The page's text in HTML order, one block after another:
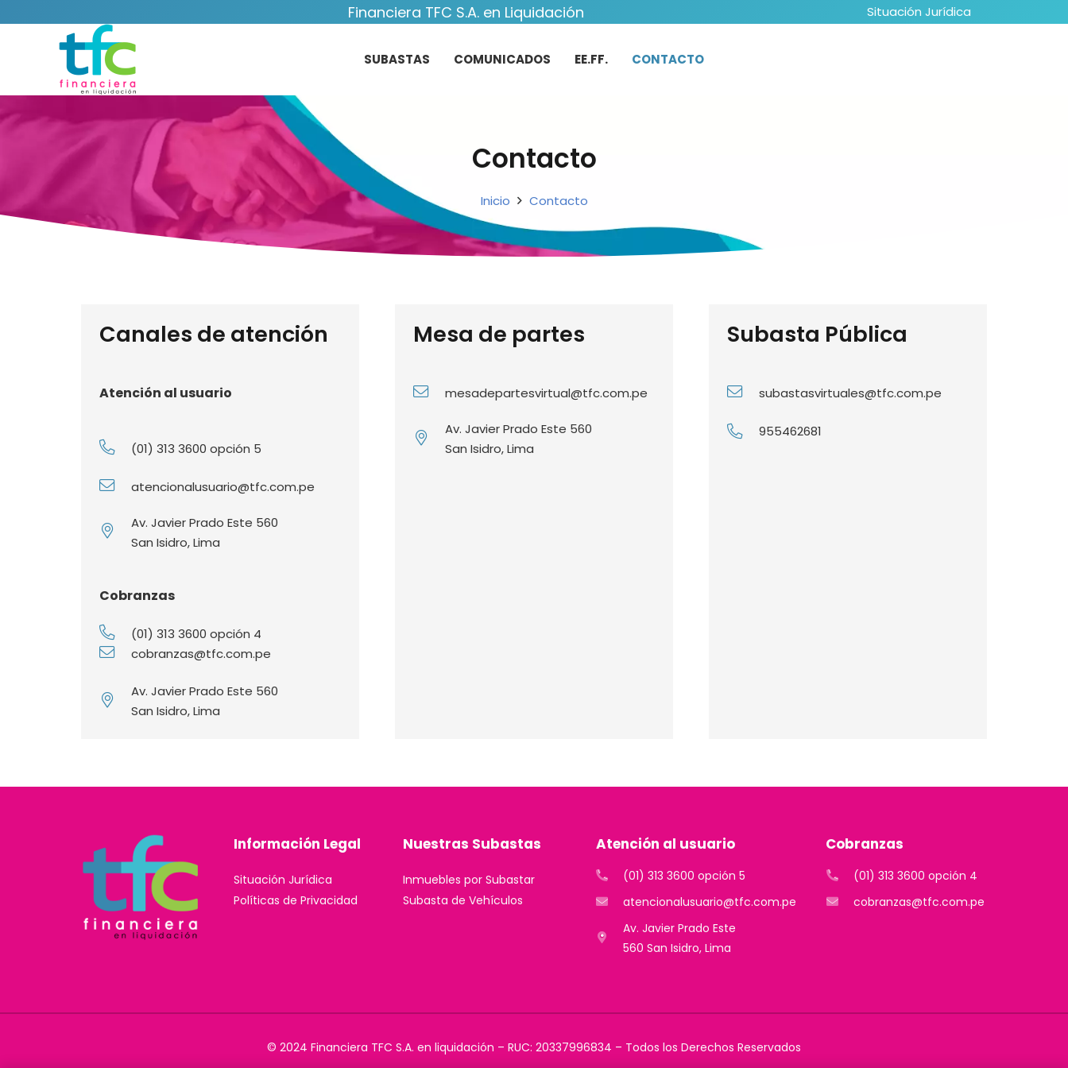
Financiera TFC S.A. en Liquidación Situación Jurídica
SUBASTAS COMUNICADOS EE.FF. CONTACTO
Contacto
Inicio Contacto
Canales de atención
Atención al usuario
(01) 313 3600 opción 5
atencionalusuario@tfc.com.pe
Av. Javier Prado Este 560
San Isidro, Lima
Cobranzas
(01) 313 3600 opción 4
cobranzas@tfc.com.pe
Av. Javier Prado Este 560
San Isidro, Lima
Mesa de partes
mesadepartesvirtual@tfc.com.pe
Av. Javier Prado Este 560
San Isidro, Lima
Subasta Pública
subastasvirtuales@tfc.com.pe
955462681
Información Legal
Situación Jurídica
Políticas de Privacidad
Nuestras Subastas
Inmuebles por Subastar
Subasta de Vehículos
Atención al usuario
(01) 313 3600 opción 5
atencionalusuario@tfc.com.pe
Av. Javier Prado Este
560 San Isidro, Lima
Cobranzas
(01) 313 3600 opción 4
cobranzas@tfc.com.pe
© 2024 Financiera TFC S.A. en liquidación – RUC: 20337996834 – Todos los Derechos Reservados